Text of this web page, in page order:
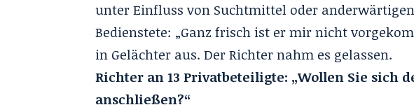
unter Einfluss von Suchtmittel oder
Bedienstete: „Ganz frisch ist er mir nicht
in Gelächter aus. Der Richter nahm es gelassen.
Richter an 13 Privatbeteiligte: „Wollen Sie sich
anschließen?“